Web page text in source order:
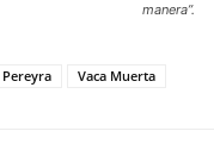
manera”.
Vaca Muerta